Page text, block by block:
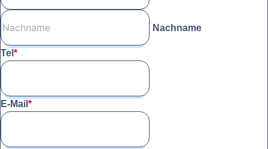
Nachname
Tel *
E-Mail *